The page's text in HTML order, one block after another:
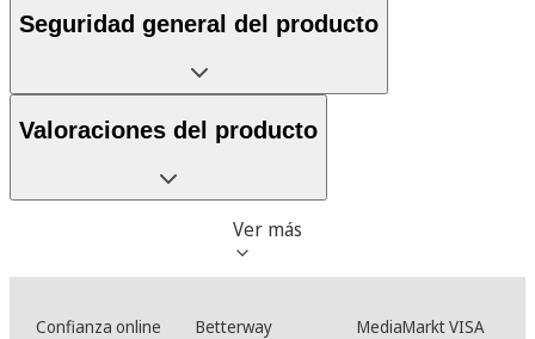
Seguridad general del producto
Valoraciones del producto
Ver más
Confianza online Betterway
MediaMarkt VISA